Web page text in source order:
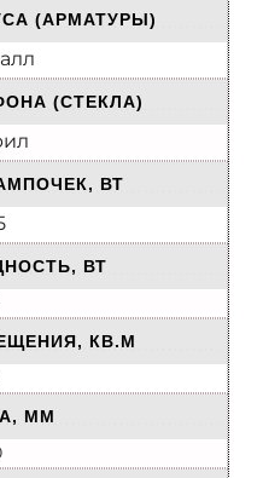
(АРМАТУРЫ)
(СТЕКЛА)
ВТ
ВТ
КВ.М
ММ